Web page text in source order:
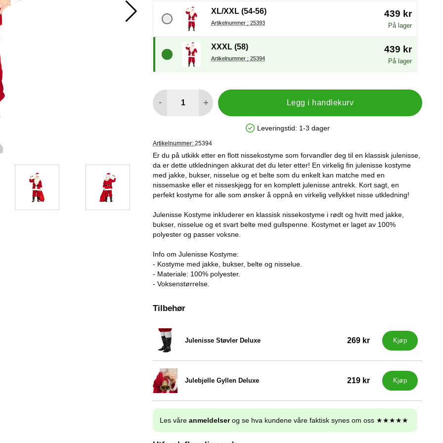
XL/XXL (54-56)
Artikelnummer : 25393
439 kr
På lager
XXXL (58)
Artikelnummer : 25394
439 kr
På lager
- + Legg i handlekurv
Produkttilgjengelighet: På lager
Leveringstid: 1-3 dager
Artikelnummer: 25394
Er du på utkikk etter en flott nissekostyme som forvandler deg til en klassisk julenisse,
da er dette utkledningen akkurat det du leter etter! En virkelig fin julenisse kostyme
med jakke, bukser, nisselue og et belte som du enkelt kan matche med en
nissemaske eller et nisseskjegg for en komplett julenisse antrekk. Kort sagt, en
perfekt kostyme for alle som ønsker å oppnå en virkelig vellykket nisse utkledning!
Julenisse Kostyme inkluderer en klassisk nissekostyme i rødt og hvitt med jakke,
bukser, nisselue og et svart belte med gullspenne. Kostymet er laget av 100%
polyester og passer voksne.
Info om Julenisse Kostyme:
- Kostyme med jakke, bukser, belte og nisselue.
- Materiale: 100% polyester.
- Voksenstørrelse.
Tilbehør
Julenisse Støvler Deluxe
Varenummer 20336 269 kr Kjøp
Julebjelle Gyllen Deluxe
Varenummer 9736 219 kr Kjøp
Les våre anmeldelserog se hva kundene våre faktisk synes om oss ★★★★★